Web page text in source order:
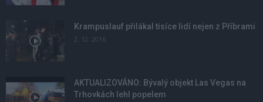
Krampuslauf přilákal tisíce lidí nejen z Příbrami
2. 12. 2016
AKTUALIZOVÁNO: Bývalý objekt Las Vegas na
Trhovkách lehl popelem